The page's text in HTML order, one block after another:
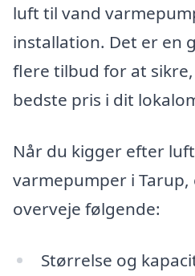
luft til vand
installation. Det er en
flere tilbud for at
bedste pris i dit
Når du kigger efter
varmepumper i
overveje følgende:
Størrelse og